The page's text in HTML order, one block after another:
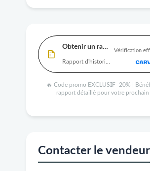
Obtenir un rapport
Vérification
🔥 Code promo EXCLUSIF -20% |
rapport détaillé pour votre prochain
Contacter le vendeur